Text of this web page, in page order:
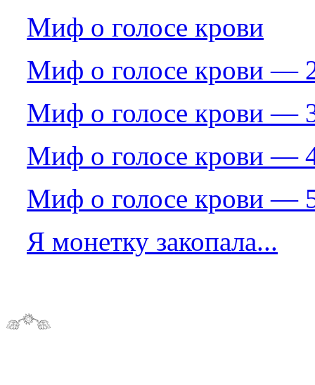
Миф о голосе крови
Миф о голосе крови —
Миф о голосе крови —
Миф о голосе крови —
Миф о голосе крови —
Я монетку закопала...